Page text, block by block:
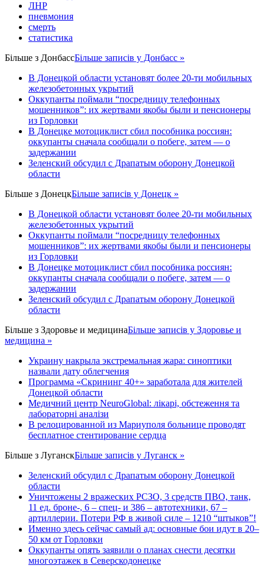
ЛНР
пневмония
смерть
статистика
Більше з ДонбассБільше записів у Донбасс »
В Донецкой области установят более 20-ти мобильных
железобетонных укрытий
Оккупанты поймали “посредницу телефонных
мошенников”: их жертвами якобы были и пенсионеры
из Горловки
В Донецке мотоциклист сбил пособника россиян:
оккупанты сначала сообщали о побеге, затем — о
задержании
Зеленский обсудил с Драпатым оборону Донецкой
области
Більше з ДонецкБільше записів у Донецк »
В Донецкой области установят более 20-ти мобильных
железобетонных укрытий
Оккупанты поймали “посредницу телефонных
мошенников”: их жертвами якобы были и пенсионеры
из Горловки
В Донецке мотоциклист сбил пособника россиян:
оккупанты сначала сообщали о побеге, затем — о
задержании
Зеленский обсудил с Драпатым оборону Донецкой
области
Більше з Здоровье и медицинаБільше записів у Здоровье и
медицина »
Украину накрыла экстремальная жара: синоптики
назвали дату облегчения
Программа «Скрининг 40+» заработала для жителей
Донецкой области
Медичний центр NeuroGlobal: лікарі, обстеження та
лабораторні аналізи
В релоцированной из Мариуполя больнице проводят
бесплатное стентирование сердца
Більше з ЛуганскБільше записів у Луганск »
Зеленский обсудил с Драпатым оборону Донецкой
области
Уничтожены 2 вражеских РСЗО, 3 средств ПВО, танк,
11 ед. броне-, 6 – спец- и 386 – автотехники, 67 –
артиллерии. Потери РФ в живой силе – 1210 “штыков”!
Именно здесь сейчас самый ад: основные бои идут в 20–
50 км от Горловки
Оккупанты опять заявили о планах снести десятки
многоэтажек в Северскодонецке